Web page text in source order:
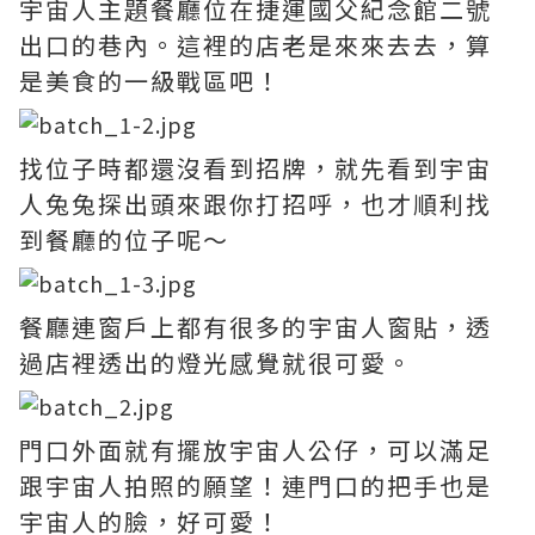
宇宙人主題餐廳位在捷運國父紀念館二號
出口的巷內。這裡的店老是來來去去，算
是美食的一級戰區吧！
找位子時都還沒看到招牌，就先看到宇宙
人兔兔探出頭來跟你打招呼，也才順利找
到餐廳的位子呢～
餐廳連窗戶上都有很多的宇宙人窗貼，透
過店裡透出的燈光感覺就很可愛。
門口外面就有擺放宇宙人公仔，可以滿足
跟宇宙人拍照的願望！連門口的把手也是
宇宙人的臉，好可愛！